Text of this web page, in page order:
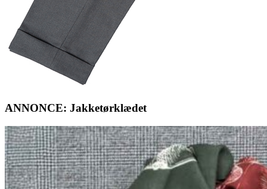
ANNONCE: Jakketørklædet